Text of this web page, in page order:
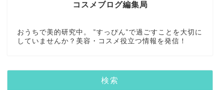
コスメブログ編集局
おうちで美的研究中。 ”すっぴん”で過ごすことを大切に
していませんか？美容・コスメ役立つ情報を発信！
検索